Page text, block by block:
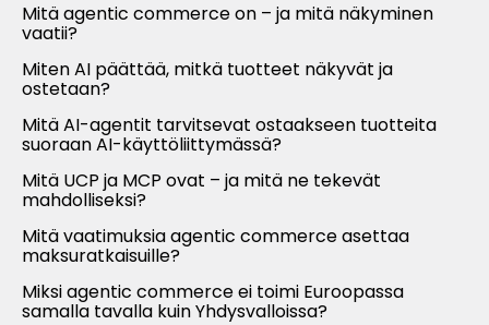
Mitä agentic commerce on – ja mitä näkyminen
vaatii?
Miten AI päättää, mitkä tuotteet näkyvät ja
ostetaan?
Mitä AI-agentit tarvitsevat ostaakseen tuotteita
suoraan AI-käyttöliittymässä?
Mitä UCP ja MCP ovat – ja mitä ne tekevät
mahdolliseksi?
Mitä vaatimuksia agentic commerce asettaa
maksuratkaisuille?
Miksi agentic commerce ei toimi Euroopassa
samalla tavalla kuin Yhdysvalloissa?